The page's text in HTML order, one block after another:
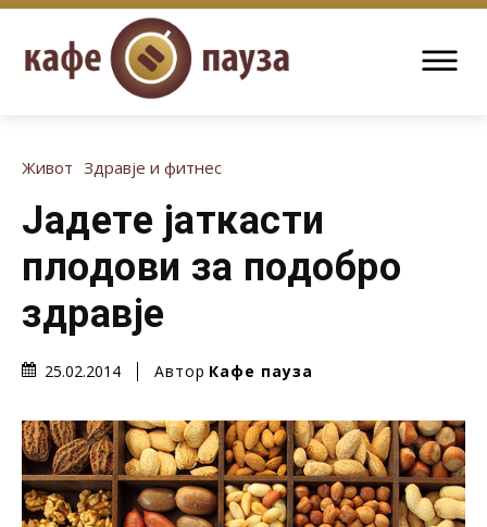
Живот Здравје и фитнес
Јадете јаткасти
плодови за подобро
здравје
25.02.2014 Автор Кафе пауза